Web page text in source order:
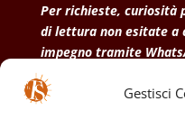
Gestisci
Per richieste, curiosità
di lettura non esitate a
impegno tramite
• Condizioni generali di